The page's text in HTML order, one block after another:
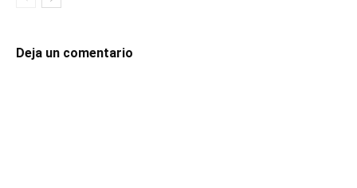
Deja un comentario